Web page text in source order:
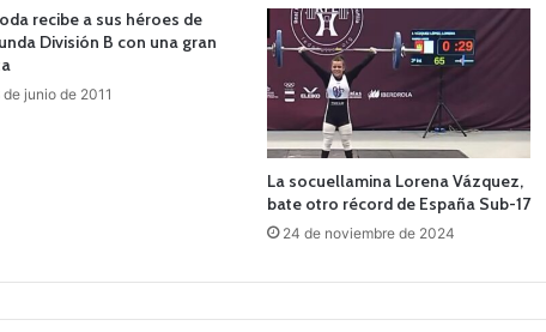
recibe a sus héroes de
División B con una gran
de junio de 2011
La socuellamina Lorena Vázquez,
bate otro récord de España Sub-17
24 de noviembre de 2024